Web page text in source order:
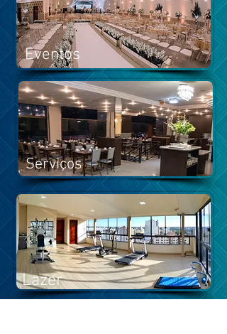
Eventos
Serviços
Lazer